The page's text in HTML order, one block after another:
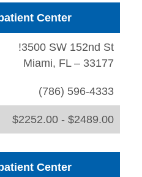
Center
!3500 SW 152nd St
Miami, FL – 33177
(786) 596-4333
$2252.00 - $2489.00
Center